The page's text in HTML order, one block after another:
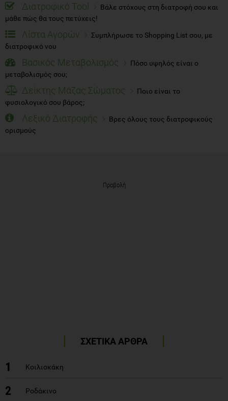
Διατροφικό Tool
Βάλε στόχους στη διατροφή σου και
μάθε πώς θα τους πετύχεις!
Λίστα Αγορών
Συμπλήρωσε το Shopping List σου, με
διατροφικό νου
Βασικός Μεταβολισμός
Πόσο υψηλός είναι ο
μεταβολισμός σου;
Δείκτης Μάζας Σώματος
Ποιο είναι το
φυσιολογικό σου βάρος;
Λεξικό Διατροφής
Βρες όλους τους διατροφικούς
ορισμούς
Προβολή
ΣΧΕΤΙΚΑ ΑΡΘΡΑ
1 Κοιλιοκάκη
2 Ροδάκινο